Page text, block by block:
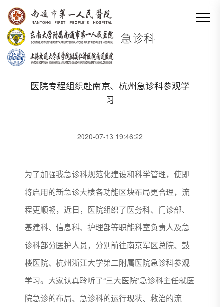
网站首页 - 科室动态详情
分类出来 
医院专程组织赴南京、杭州急诊科参观学
习
2020-07-13 19:46:22
为了加强我急诊科规范化建设和科学管理，使即
将启用的新急诊大楼各功能区块布局更合理，流
程更顺畅，近日，医院组织了医务科、门诊部、
基建科、信息科、护理部等职能科室负责人及急
诊科部分医护人员，分别前往南京军区总院、鼓
楼医院、杭州浙江大学第二附属医院急诊科参观
学习。大家认真聆听了“三大医院”急诊科主任就医
院急诊的布局、急诊科的运行现状、救治的流